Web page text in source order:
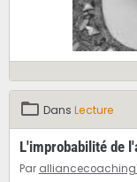
Dans Lecture
L'improbabilité de
Par